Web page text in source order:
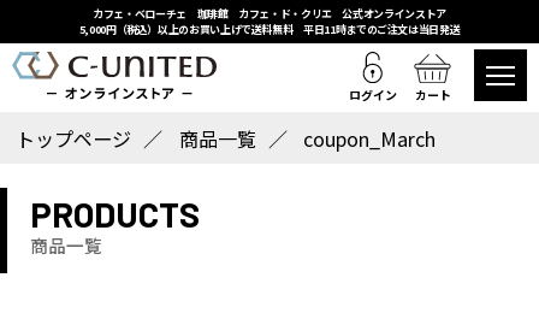
カフェ・ベローチェ 珈琲館 カフェ・ド・クリエ 公式オンラインストア
5,000円（税込）以上のお買い上げで送料無料 平日11時までのご注文は当日発送
ログイン カート
トップページ 商品一覧 coupon_March
PRODUCTS
商品一覧